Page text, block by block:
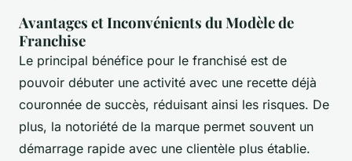
Avantages et Inconvénients du Modèle de
Franchise
Le principal bénéfice pour le franchisé est de
pouvoir débuter une activité avec une recette déjà
couronnée de succès, réduisant ainsi les risques. De
plus, la notoriété de la marque permet souvent un
démarrage rapide avec une clientèle plus établie.